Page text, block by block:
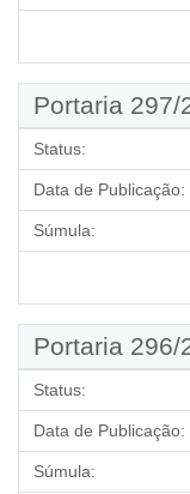
Portaria 297/
Status:
Data de Publicação:
Súmula:
Portaria 296/
Status:
Data de Publicação:
Súmula: